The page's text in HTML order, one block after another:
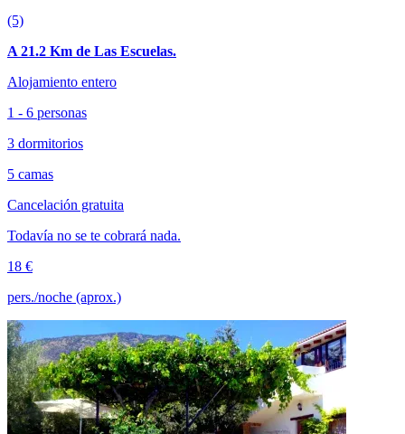
(5)
A 21.2 Km de Las Escuelas.
Alojamiento entero
1 - 6 personas
3 dormitorios
5 camas
Cancelación gratuita
Todavía no se te cobrará nada.
18 €
pers./noche (aprox.)